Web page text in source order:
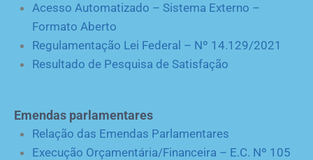
Acesso Automatizado – Sistema Externo –
Formato Aberto
Regulamentação Lei Federal – Nº 14.129/2021
Resultado de Pesquisa de Satisfação
Emendas parlamentares
Relação das Emendas Parlamentares
Execução Orçamentária/Financeira – E.C. Nº 105